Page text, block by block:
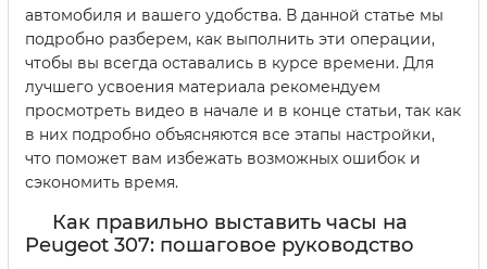
автомобиля и вашего удобства. В данной статье мы
подробно разберем, как выполнить эти операции,
чтобы вы всегда оставались в курсе времени. Для
лучшего усвоения материала рекомендуем
просмотреть видео в начале и в конце статьи, так как
в них подробно объясняются все этапы настройки,
что поможет вам избежать возможных ошибок и
сэкономить время.
Как правильно выставить часы на
Peugeot 307: пошаговое руководство